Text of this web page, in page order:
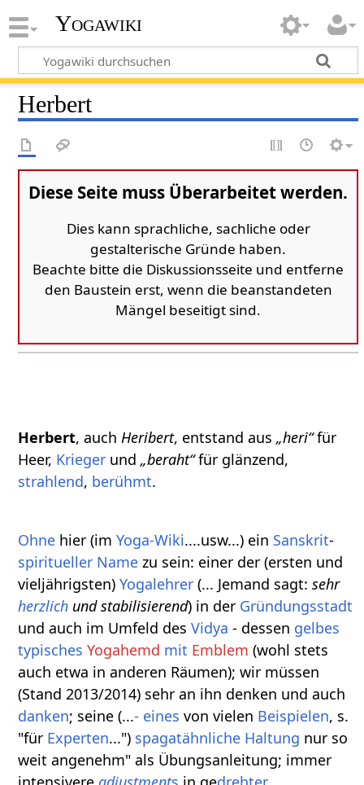
Yogawiki
Herbert
Diese Seite muss Überarbeitet werden.
Dies kann sprachliche, sachliche oder
gestalterische Gründe haben.
Beachte bitte die Diskussionsseite und entferne
den Baustein erst, wenn die beanstandeten
Mängel beseitigt sind.
Herbert, auchHeribert, entstand aus„heri“für
Heer, Krieger und„beraht“für glänzend,
strahlend, berühmt.
Ohne hier (imYoga-Wiki....usw...) ein Sanskrit-
spiritueller Name zu sein: einer der (ersten und
vieljährigsten)Yogalehrer (... Jemand sagt:sehr
herzlich und stabilisierend) in der Gründungsstadt
und auch im Umfeld desVidya - dessen gelbes
typisches Yogahemd mit Emblem (wohl stets
auch etwa in anderen Räumen); wir müssen
(Stand 2013/2014) sehr an ihn denken und auch
danken; seine (...- eines von vielen Beispielen, s.
"für Experten...") spagatähnliche Haltung nur so
weit angenehm" als Übungsanleitung; immer